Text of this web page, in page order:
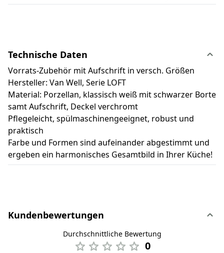
Technische Daten
Vorrats-Zubehör mit Aufschrift in versch. Größen
Hersteller: Van Well, Serie LOFT
Material: Porzellan, klassisch weiß mit schwarzer Borte
samt Aufschrift, Deckel verchromt
Pflegeleicht, spülmaschinengeeignet, robust und
praktisch
Farbe und Formen sind aufeinander abgestimmt und
ergeben ein harmonisches Gesamtbild in Ihrer Küche!
Kundenbewertungen
Durchschnittliche Bewertung
0